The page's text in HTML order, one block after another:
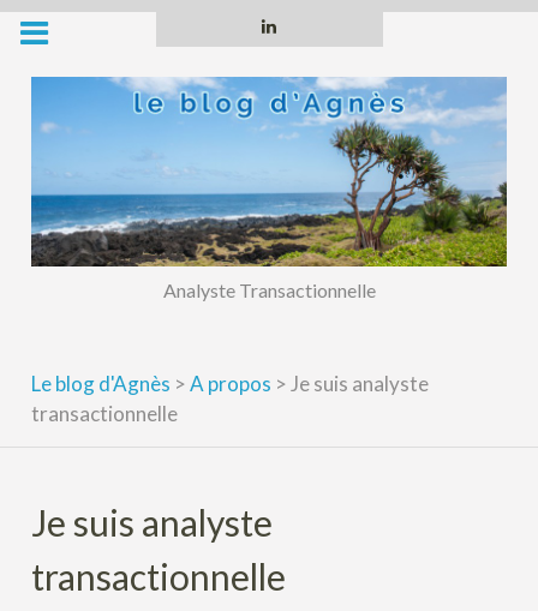
Skip
content
Analyste Transactionnelle
Le blog d'Agnès >A propos >Je suis analyste
transactionnelle
Je suis analyste
transactionnelle